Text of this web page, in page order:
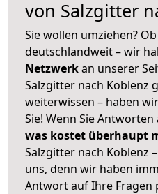
von Salzgitter
Sie wollen umziehen?
deutschlandweit – wir
Netzwerkan unserer
Salzgitter nach Koblenz
weiterwissen – haben
Sie! Wenn Sie
was kostet überhaupt
Salzgitter nach Koblenz
uns, denn wir haben
Antwort auf Ihre Fragen